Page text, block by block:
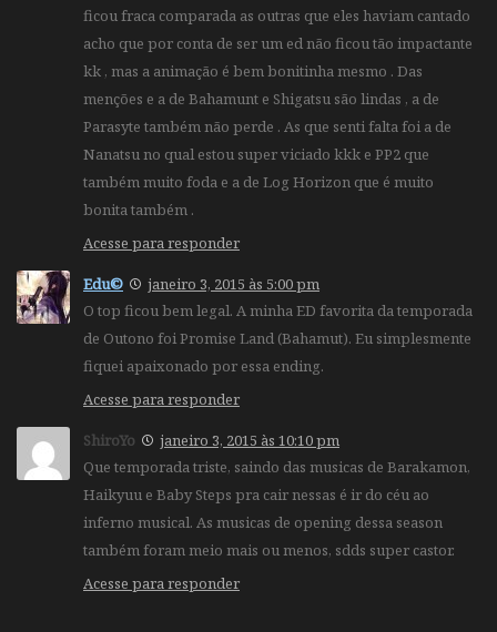
ficou fraca comparada as outras que eles haviam cantado
acho que por conta de ser um ed não ficou tão impactante
kk , mas a animação é bem bonitinha mesmo . Das
menções e a de Bahamunt e Shigatsu são lindas , a de
Parasyte também não perde . As que senti falta foi a de
Nanatsu no qual estou super viciado kkk e PP2 que
também muito foda e a de Log Horizon que é muito
bonita também .
Acesse para responder
Edu©
janeiro 3, 2015 às 5:00 pm
O top ficou bem legal. A minha ED favorita da temporada
de Outono foi Promise Land (Bahamut). Eu simplesmente
fiquei apaixonado por essa ending.
Acesse para responder
ShiroYo
janeiro 3, 2015 às 10:10 pm
Que temporada triste, saindo das musicas de Barakamon,
Haikyuu e Baby Steps pra cair nessas é ir do céu ao
inferno musical. As musicas de opening dessa season
também foram meio mais ou menos, sdds super castor.
Acesse para responder